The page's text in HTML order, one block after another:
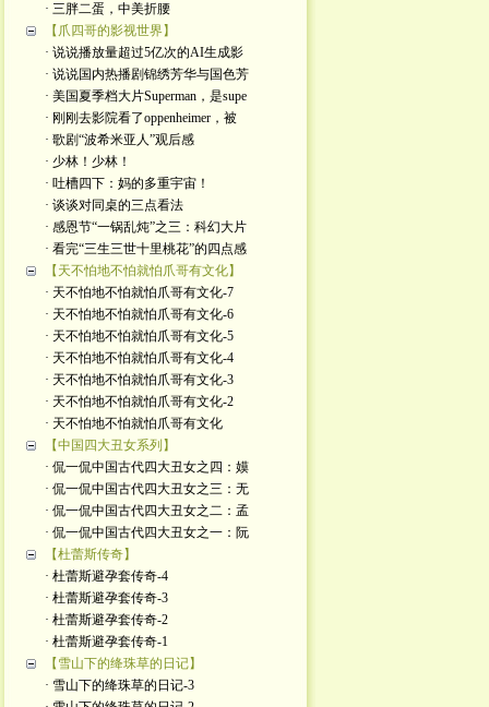
· 三胖二蛋，中美折腰
【爪四哥的影视世界】
· 说说播放量超过5亿次的AI生成影
· 说说国内热播剧锦绣芳华与国色芳
· 美国夏季档大片Superman，是supe
· 刚刚去影院看了oppenheimer，被
· 歌剧“波希米亚人”观后感
· 少林！少林！
· 吐槽四下：妈的多重宇宙！
· 谈谈对同桌的三点看法
· 感恩节“一锅乱炖”之三：科幻大片
· 看完“三生三世十里桃花”的四点感
【天不怕地不怕就怕爪哥有文化】
· 天不怕地不怕就怕爪哥有文化-7
· 天不怕地不怕就怕爪哥有文化-6
· 天不怕地不怕就怕爪哥有文化-5
· 天不怕地不怕就怕爪哥有文化-4
· 天不怕地不怕就怕爪哥有文化-3
· 天不怕地不怕就怕爪哥有文化-2
· 天不怕地不怕就怕爪哥有文化
【中国四大丑女系列】
· 侃一侃中国古代四大丑女之四：嫫
· 侃一侃中国古代四大丑女之三：无
· 侃一侃中国古代四大丑女之二：孟
· 侃一侃中国古代四大丑女之一：阮
【杜蕾斯传奇】
· 杜蕾斯避孕套传奇-4
· 杜蕾斯避孕套传奇-3
· 杜蕾斯避孕套传奇-2
· 杜蕾斯避孕套传奇-1
【雪山下的绛珠草的日记】
· 雪山下的绛珠草的日记-3